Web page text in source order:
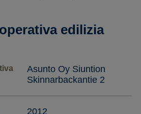
edilizia
Asunto Oy Siuntion
Skinnarbackantie 2
2012